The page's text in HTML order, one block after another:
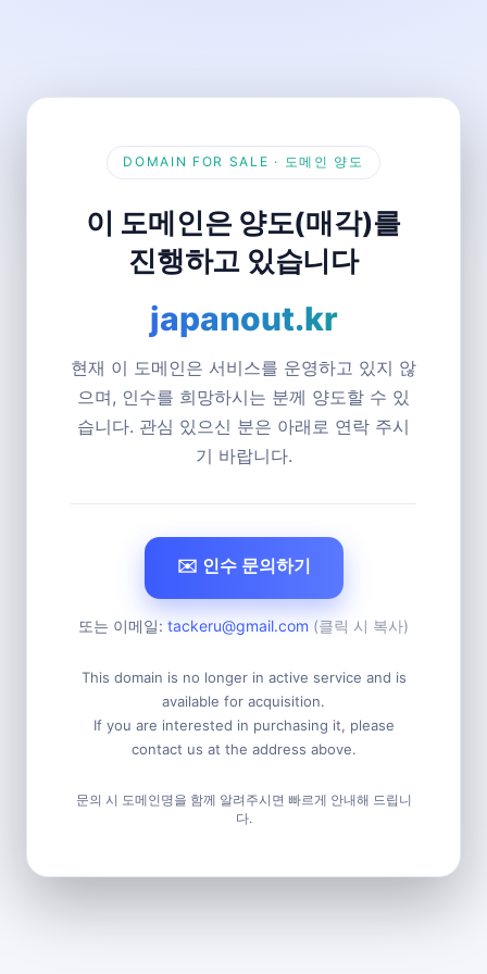
DOMAIN FOR SALE · 도메인 양도
이 도메인은 양도(매각)를
진행하고 있습니다
japanout.kr
현재 이 도메인은 서비스를 운영하고 있지 않
으며, 인수를 희망하시는 분께 양도할 수 있
습니다. 관심 있으신 분은 아래로 연락 주시
기 바랍니다.
✉️ 인수 문의하기
또는 이메일: tackeru@gmail.com (클릭 시 복사)
This domain is no longer in active service and is
available for acquisition.
If you are interested in purchasing it, please
contact us at the address above.
문의 시 도메인명을 함께 알려주시면 빠르게 안내해 드립니
다.